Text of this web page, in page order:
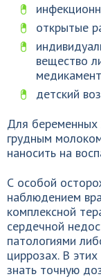
открытые
вещество
детский
Для
грудным
наносить на
С особой
наблюдением
комплексной
сердечной
патологиями
циррозах. В
знать точную